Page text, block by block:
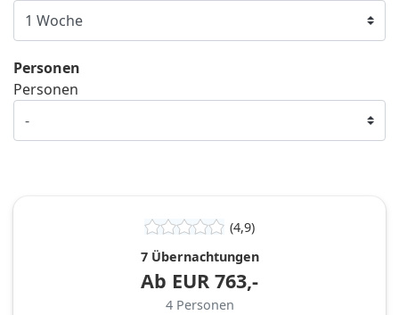
Personen
Personen
(4,9)
7 Übernachtungen
Ab EUR 763,-
4 Personen